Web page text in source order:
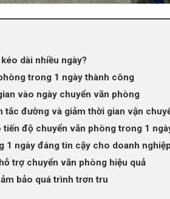
dài nhiều ngày?
trong 1 ngày thành công
vào ngày chuyển văn phòng
đường và giảm thời gian vận
độ chuyển văn phòng trong 1
1 ngày đáng tin cậy cho doanh nghiệp
trợ chuyển văn phòng hiệu quả
bảo quá trình trơn tru